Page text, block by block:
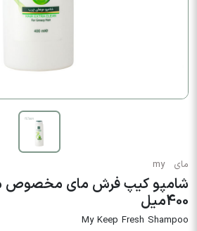
مای my
شامپو کیپ فرش مای مخصوص
400میل
My Keep Fresh Shampoo